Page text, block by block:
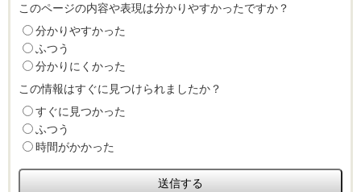
このページの内容や表現は分かりやすかったですか？
分かりやすかった
ふつう
分かりにくかった
この情報はすぐに見つけられましたか？
すぐに見つかった
ふつう
時間がかかった